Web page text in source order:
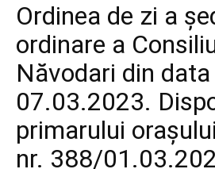
Ordinea de zi a
ordinare a
Năvodari din data
07.03.2023.
primarului
nr. 388/